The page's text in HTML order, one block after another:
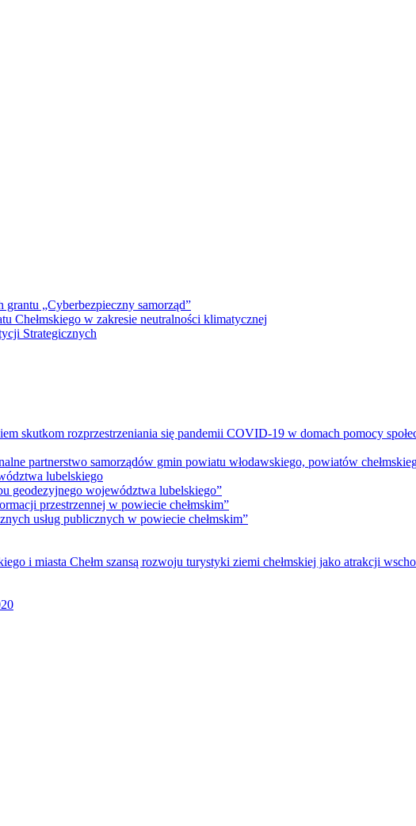
grantu „Cyberbezpieczny samorząd”
Chełmskiego w zakresie neutralności klimatycznej
Strategicznych
skutkom rozprzestrzeniania się pandemii COVID-19 w domach pomocy
partnerstwo samorządów gmin powiatu włodawskiego, powiatów
lubelskiego
geodezyjnego województwa lubelskiego”
przestrzennej w powiecie chełmskim”
usług publicznych w powiecie chełmskim”
i miasta Chełm szansą rozwoju turystyki ziemi chełmskiej jako atrakcji